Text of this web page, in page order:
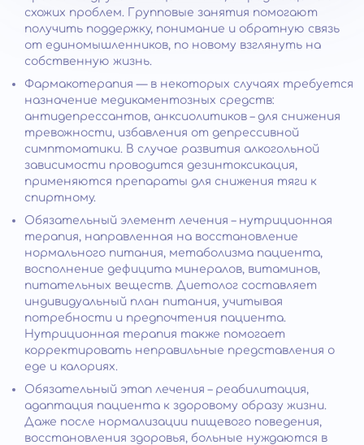
схожих проблем. Групповые занятия помогают
получить поддержку, понимание и обратную связь
от единомышленников, по новому взглянуть на
собственную жизнь.
Фармакотерапия — в некоторых случаях требуется
назначение медикаментозных средств:
антидепрессантов, анксиолитиков – для снижения
тревожности, избавления от депрессивной
симптоматики. В случае развития алкогольной
зависимости проводится дезинтоксикация,
применяются препараты для снижения тяги к
спиртному.
Обязательный элемент лечения – нутриционная
терапия, направленная на восстановление
нормального питания, метаболизма пациента,
восполнение дефицита минералов, витаминов,
питательных веществ. Диетолог составляет
индивидуальный план питания, учитывая
потребности и предпочтения пациента.
Нутриционная терапия также помогает
корректировать неправильные представления о
еде и калориях.
Обязательный этап лечения – реабилитация,
адаптация пациента к здоровому образу жизни.
Даже после нормализации пищевого поведения,
восстановления здоровья, больные нуждаются в